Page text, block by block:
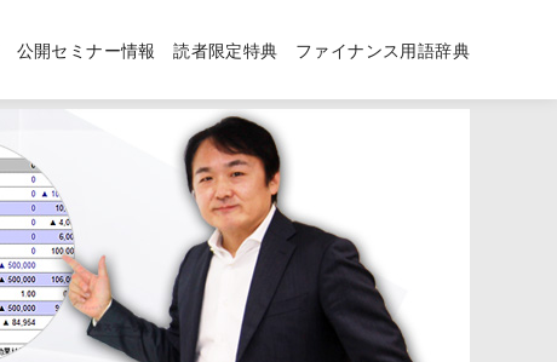
公開セミナー情報 読者限定特典 ファイナンス用語辞典